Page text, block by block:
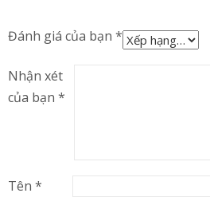
Đánh giá của bạn *
Nhận xét
của bạn *
Tên *